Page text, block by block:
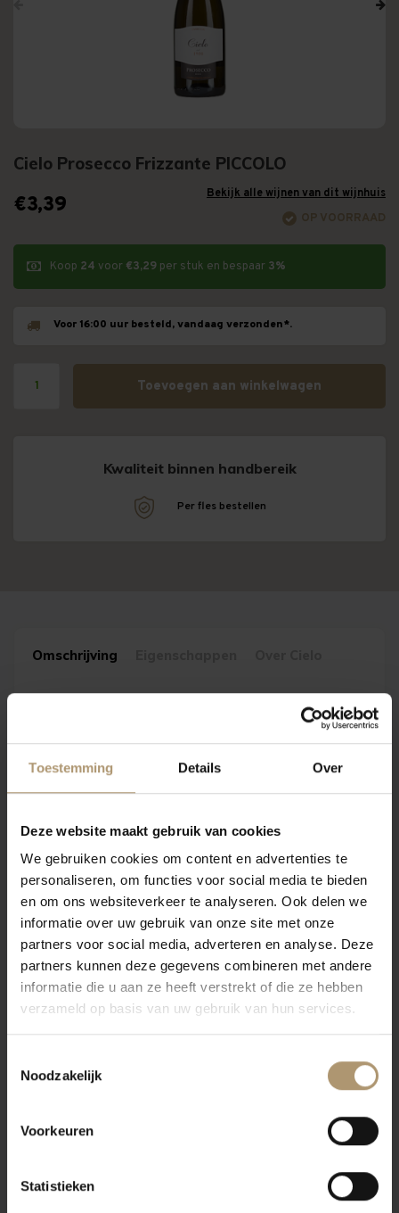
Toestemming Details Over
Deze website maakt gebruik van cookies
We gebruiken cookies om content en advertenties te
personaliseren, om functies voor social media te bieden
en om ons websiteverkeer te analyseren. Ook delen we
informatie over uw gebruik van onze site met onze
partners voor social media, adverteren en analyse. Deze
partners kunnen deze gegevens combineren met andere
informatie die u aan ze heeft verstrekt of die ze hebben
verzameld op basis van uw gebruik van hun services.
Noodzakelijk
Voorkeuren
Statistieken
Cielo Prosecco Frizzante PICCOLO
€3,39
Bekijk alle wijnen van dit wijnhuis
OP VOORRAAD
Koop 24 voor €3,29 per stuk en bespaar 3%
Voor 16:00 uur besteld, vandaag verzonden*.
Toevoegen aan winkelwagen
Kwaliteit binnen handbereik
Per fles bestellen
Omschrijving
wijnproducenten in Veneto met als doel hun krachten zowel op
dag hebben de aangesloten leden beschikking over meer dan
concentreert zich met name in de heuvels van Berici, die zorgen
ook een reputatie hoog te houden op het gebied van Olijfolie,
ham, kaas en truffels.
Door het enorme aanbod aan druiven is Cielo in staat om de
kwaliteit goed en stabiel te houden tegen vriendelijke prijzen. Ook
de hypermoderne productie middelen van tegenwoordig dragen
Deze prosecco is helder strogeel van kleur. In de neus komen
fruitig.